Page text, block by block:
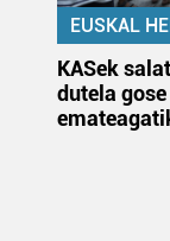
EUSKAL
KASek
dutela